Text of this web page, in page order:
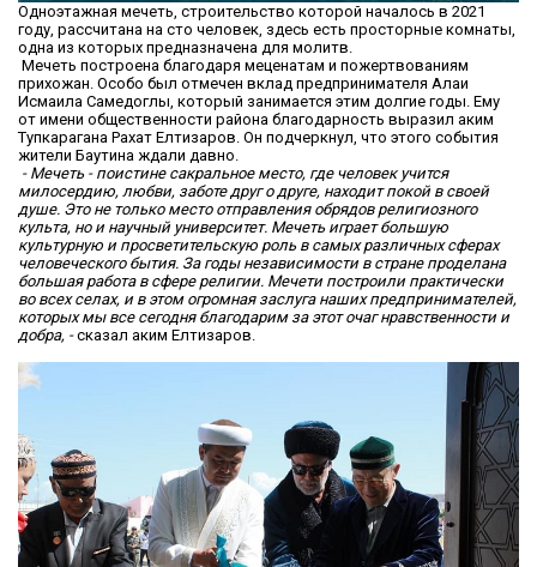
Одноэтажная мечеть, строительство которой началось в 2021
году, рассчитана на сто человек, здесь есть просторные комнаты,
одна из которых предназначена для молитв.
Мечеть построена благодаря меценатам и пожертвованиям
прихожан. Особо был отмечен вклад предпринимателя Алаи
Исмаила Самедоглы, который занимается этим долгие годы. Ему
от имени общественности района благодарность выразил аким
Тупкарагана Рахат Елтизаров. Он подчеркнул, что этого события
жители Баутина ждали давно.
- Мечеть - поистине сакральное место, где человек учится
милосердию, любви, заботе друг о друге, находит покой в своей
душе. Это не только место отправления обрядов религиозного
культа, но и научный университет. Мечеть играет большую
культурную и просветительскую роль в самых различных сферах
человеческого бытия. За годы независимости в стране проделана
большая работа в сфере религии. Мечети построили практически
во всех селах, и в этом огромная заслуга наших предпринимателей,
которых мы все сегодня благодарим за этот очаг нравственности и
добра, -сказал аким Елтизаров.